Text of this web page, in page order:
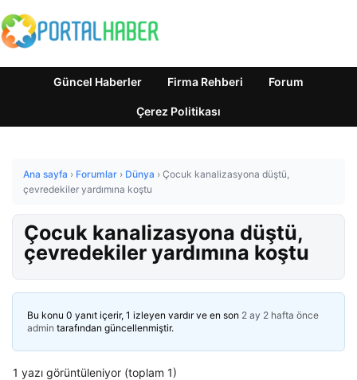
Güncel Haberler Firma Rehberi Forum
Çerez Politikası
Ana sayfa › Forumlar › Dünya › Çocuk kanalizasyona düştü,
çevredekiler yardımına koştu
Çocuk kanalizasyona düştü,
çevredekiler yardımına koştu
Bu konu 0 yanıt içerir, 1 izleyen vardır ve en son 2 ay 2 hafta önce
admin tarafından güncellenmiştir.
1 yazı görüntüleniyor (toplam 1)